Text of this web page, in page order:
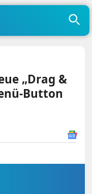
„Drag &
Button